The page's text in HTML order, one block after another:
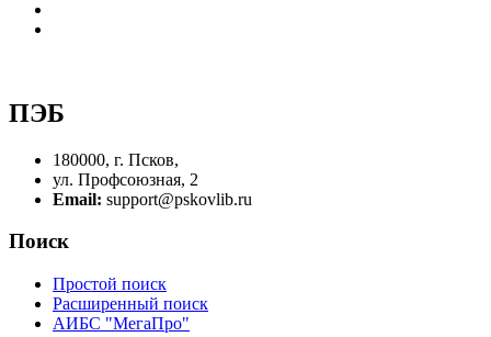
ПЭБ
180000, г. Псков,
ул. Профсоюзная, 2
Email: support@pskovlib.ru
Поиск
Простой поиск
Расширенный поиск
АИБС "МегаПро"